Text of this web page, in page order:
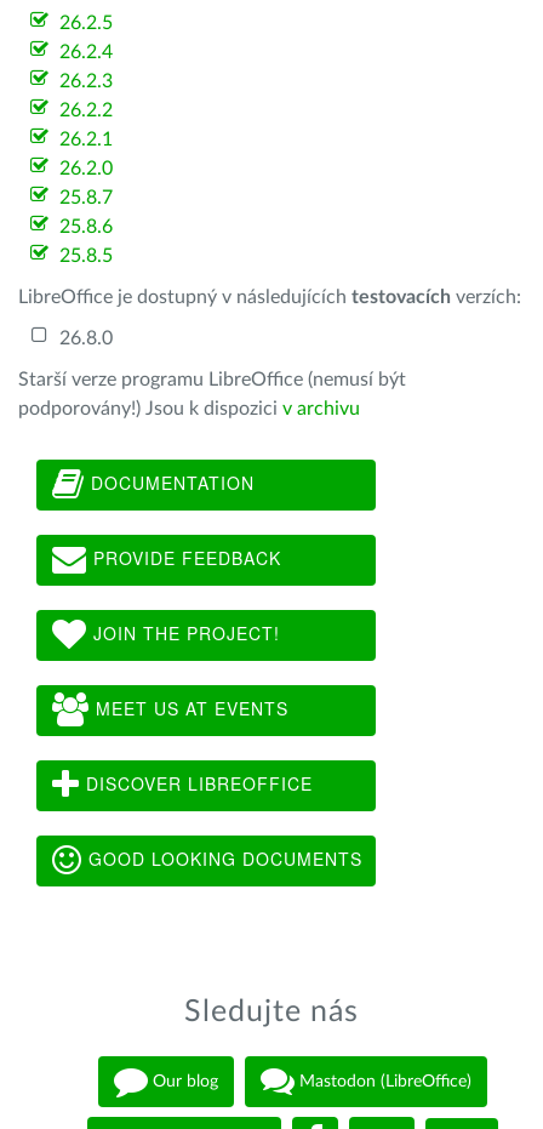
26.2.5
26.2.4
26.2.3
26.2.2
26.2.1
26.2.0
25.8.7
25.8.6
25.8.5
LibreOffice je dostupný v následujících testovacích verzích:
26.8.0
Starší verze programu LibreOffice (nemusí být
podporovány!) Jsou k dispozici v archivu
DOCUMENTATION
PROVIDE FEEDBACK
JOIN THE PROJECT!
MEET US AT EVENTS
DISCOVER LIBREOFFICE
GOOD LOOKING DOCUMENTS
Sledujte nás
Our blog Mastodon (LibreOffice)